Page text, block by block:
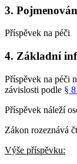
3.
Příspěvek na péči
4. Základní
Příspěvek na péči
závislosti podle §
Příspěvek náleží
Zákon rozeznává
Výše příspěvku: